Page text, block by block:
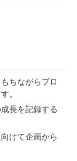
ちながらプロ
。
長を記録する
けて企画から